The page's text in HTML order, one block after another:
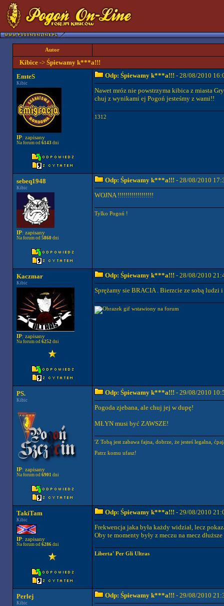
Autor
Kibice-> Śpiewamy k***a!!!
EmteS
Kibic
IP: zapisany
Na forum od 6143dni
Odp: Śpiewamy k***a!!! - 28/08/2010
Nawet mróz nie powstrzyma kibica z miasta
chuj z wynikami ej Pogoń jesteśmy z wami!!
1312
sebeq1948
Kibic
IP: zapisany
Na forum od 5860dni
Odp: Śpiewamy k***a!!! - 28/08/2010
WOJNA !!!!!!!!!!!!!!!!!!
Tylko Pogoń !
Kaczmar
Kibic
IP: zapisany
Na forum od 6252dni
Odp: Śpiewamy k***a!!! - 28/08/2010
Sprężamy sie BRACIA . Bierzcie ze sobą ludzi
PS.
Kibic
IP: zapisany
Na forum od 6901 dni
Odp: Śpiewamy k***a!!! - 29/08/2010
Pogoda zjebana, ale chuj jej w dupę!
MŁYN musi być ZAWSZE!
'Z Tobą jest zabawa fajna, dobrze, że jesteś legalna,
Patrz komu ufasz!
TakiTam
Kibic
IP: zapisany
Na forum od 6286dni
Odp: Śpiewamy k***a!!! - 29/08/2010
Frekwencja jaka była każdy widział, lecz
Oby te momenty były z meczu na mecz
Liberta' Per Gli Ultras
Perlej
Kibic
Odp: Śpiewamy k***a!!! - 29/08/2010